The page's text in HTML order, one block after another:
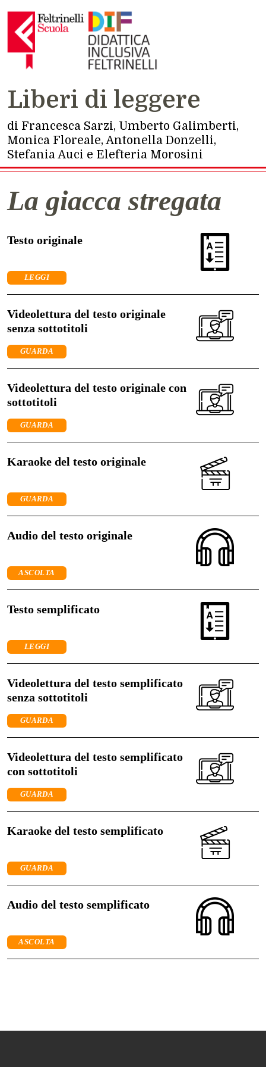
Navigazione principale
Liberi di leggere
di Francesca Sarzi, Umberto Galimberti,
Monica Floreale, Antonella Donzelli,
Stefania Auci e Elefteria Morosini
La giacca stregata
Testo originale
LEGGI
Videolettura del testo originale
senza sottotitoli
GUARDA
Videolettura del testo originale con
sottotitoli
GUARDA
Karaoke del testo originale
GUARDA
Audio del testo originale
ASCOLTA
Testo semplificato
LEGGI
Videolettura del testo semplificato
senza sottotitoli
GUARDA
Videolettura del testo semplificato
con sottotitoli
GUARDA
Karaoke del testo semplificato
GUARDA
Audio del testo semplificato
ASCOLTA